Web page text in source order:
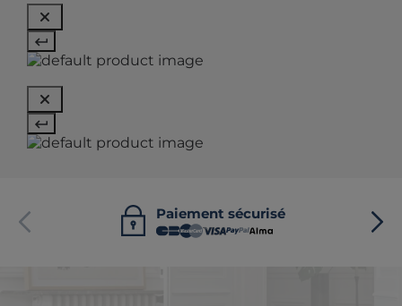
Paiement sécurisé